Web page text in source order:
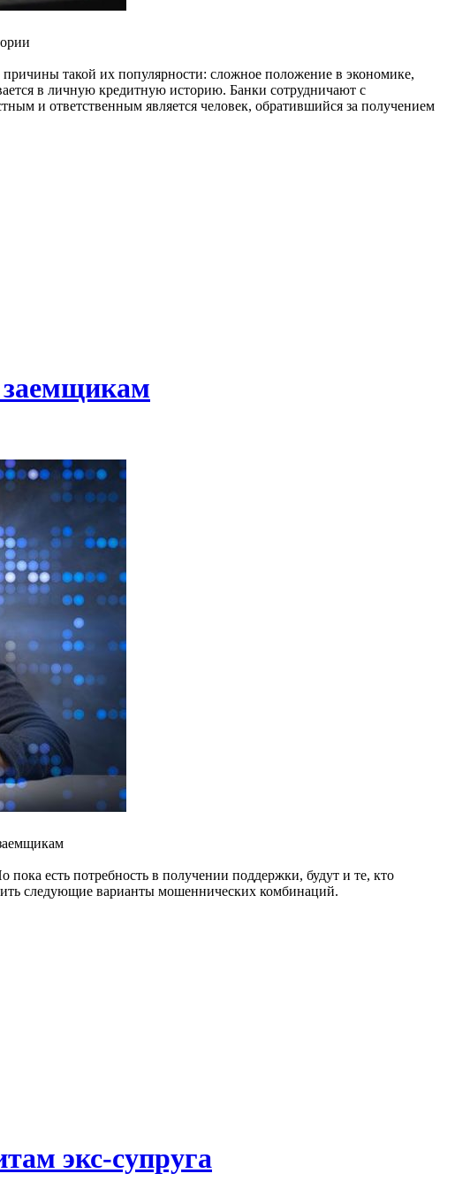
такой их популярности: сложное положение в экономике,
в личную кредитную историю. Банки сотрудничают с
и ответственным является человек, обратившийся за получением
заемщикам
пока есть потребность в получении поддержки, будут и те, кто
следующие варианты мошеннических комбинаций.
экс-супруга